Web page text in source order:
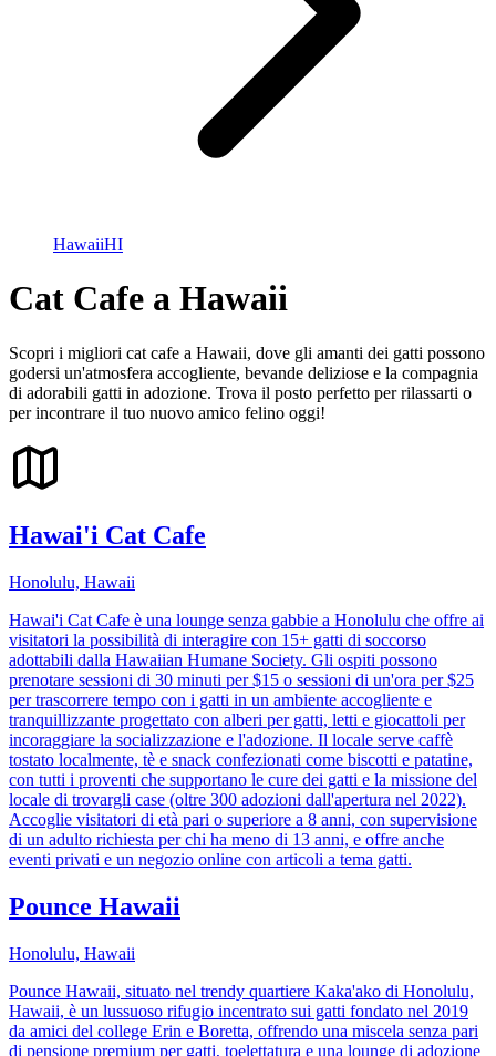
HawaiiHI
Cat Cafe a Hawaii
Scopri i migliori cat cafe a Hawaii, dove gli amanti dei gatti possono
godersi un'atmosfera accogliente, bevande deliziose e la compagnia
di adorabili gatti in adozione. Trova il posto perfetto per rilassarti o
per incontrare il tuo nuovo amico felino oggi!
Hawai'i Cat Cafe
Honolulu, Hawaii
Hawai'i Cat Cafe è una lounge senza gabbie a Honolulu che offre ai
visitatori la possibilità di interagire con 15+ gatti di soccorso
adottabili dalla Hawaiian Humane Society. Gli ospiti possono
prenotare sessioni di 30 minuti per $15 o sessioni di un'ora per $25
per trascorrere tempo con i gatti in un ambiente accogliente e
tranquillizzante progettato con alberi per gatti, letti e giocattoli per
incoraggiare la socializzazione e l'adozione. Il locale serve caffè
tostato localmente, tè e snack confezionati come biscotti e patatine,
con tutti i proventi che supportano le cure dei gatti e la missione del
locale di trovargli case (oltre 300 adozioni dall'apertura nel 2022).
Accoglie visitatori di età pari o superiore a 8 anni, con supervisione
di un adulto richiesta per chi ha meno di 13 anni, e offre anche
eventi privati e un negozio online con articoli a tema gatti.
Pounce Hawaii
Honolulu, Hawaii
Pounce Hawaii, situato nel trendy quartiere Kaka'ako di Honolulu,
Hawaii, è un lussuoso rifugio incentrato sui gatti fondato nel 2019
da amici del college Erin e Boretta, offrendo una miscela senza pari
di pensione premium per gatti, toelettatura e una lounge di adozione